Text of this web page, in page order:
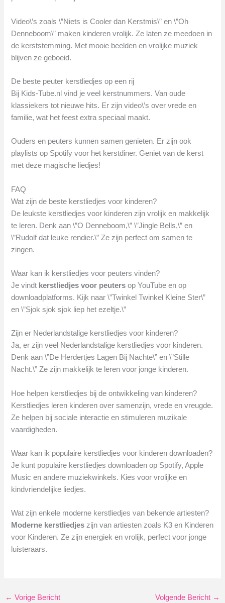
Video\’s zoals \”Niets is Cooler dan Kerstmis\” en \”Oh
Denneboom\” maken kinderen vrolijk. Ze laten ze meedoen in
de kerststemming. Met mooie beelden en vrolijke muziek
blijven ze geboeid.
De beste peuter kerstliedjes op een rij
Bij Kids-Tube.nl vind je veel kerstnummers. Van oude
klassiekers tot nieuwe hits. Er zijn video\’s over vrede en
familie, wat het feest extra speciaal maakt.
Ouders en peuters kunnen samen genieten. Er zijn ook
playlists op Spotify voor het kerstdiner. Geniet van de kerst
met deze magische liedjes!
FAQ
Wat zijn de beste kerstliedjes voor kinderen?
De leukste kerstliedjes voor kinderen zijn vrolijk en makkelijk
te leren. Denk aan \”O Denneboom,\” \”Jingle Bells,\” en
\”Rudolf dat leuke rendier.\” Ze zijn perfect om samen te
zingen.
Waar kan ik kerstliedjes voor peuters vinden?
Je vindt kerstliedjes voor peuters op YouTube en op
downloadplatforms. Kijk naar \”Twinkel Twinkel Kleine Ster\”
en \”Sjok sjok sjok liep het ezeltje.\”
Zijn er Nederlandstalige kerstliedjes voor kinderen?
Ja, er zijn veel Nederlandstalige kerstliedjes voor kinderen.
Denk aan \”De Herdertjes Lagen Bij Nachte\” en \”Stille
Nacht.\” Ze zijn makkelijk te leren voor jonge kinderen.
Hoe helpen kerstliedjes bij de ontwikkeling van kinderen?
Kerstliedjes leren kinderen over samenzijn, vrede en vreugde.
Ze helpen bij sociale interactie en stimuleren muzikale
vaardigheden.
Waar kan ik populaire kerstliedjes voor kinderen downloaden?
Je kunt populaire kerstliedjes downloaden op Spotify, Apple
Music en andere muziekwinkels. Kies voor vrolijke en
kindvriendelijke liedjes.
Wat zijn enkele moderne kerstliedjes van bekende artiesten?
Moderne kerstliedjes zijn van artiesten zoals K3 en Kinderen
voor Kinderen. Ze zijn energiek en vrolijk, perfect voor jonge
luisteraars.
← Vorige Bericht Volgende Bericht →